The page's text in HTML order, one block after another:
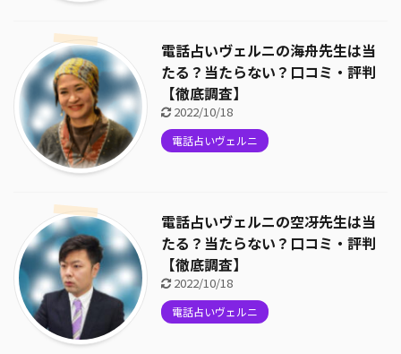
電話占いヴェルニの海舟先生は当
たる？当たらない？口コミ・評判
【徹底調査】
2022/10/18
電話占いヴェルニ
電話占いヴェルニの空冴先生は当
たる？当たらない？口コミ・評判
【徹底調査】
2022/10/18
電話占いヴェルニ